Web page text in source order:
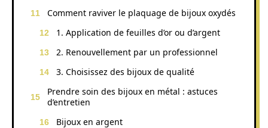
Comment raviver le plaquage de bijoux oxydés
1. Application de feuilles d’or ou d’argent
2. Renouvellement par un professionnel
3. Choisissez des bijoux de qualité
Prendre soin des bijoux en métal : astuces
d’entretien
Bijoux en argent